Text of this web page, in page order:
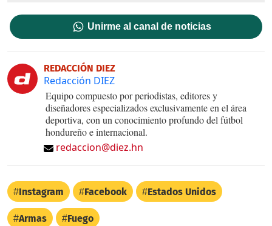
Unirme al canal de noticias
REDACCIÓN DIEZ
Redacción DIEZ
Equipo compuesto por periodistas, editores y
diseñadores especializados exclusivamente en el área
deportiva, con un conocimiento profundo del fútbol
hondureño e internacional.
redaccion@diez.hn
Instagram Facebook Estados Unidos
Armas Fuego